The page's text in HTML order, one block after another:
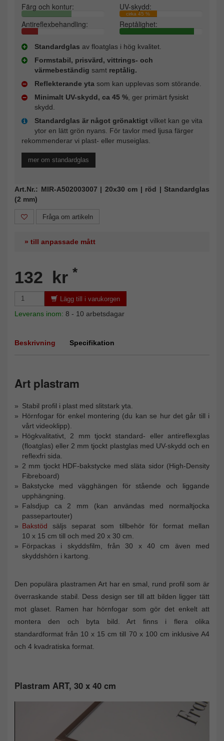
Färg och kontur: UV-skydd:
cirka 45 %
Antireflexbehandling: Reptålighet:
Standardglas av floatglas i hög kvalitet.
Formstabil, prisvärd, vittrings- och
värmebeständig samt reptålig.
Reflekterande yta som kan upplevas som störande.
Minimalt UV-skydd, ca 45 % , ger primärt fysiskt
skydd.
Standardglas är något grönaktigt vilket kan ge vita
ytor en lätt grön nyans. För tavlor med ljusa färger
rekommenderar vi plast- eller museiglas.
mer om standardglas
Art.Nr.: MIR-A502003007 | 20x30 cm | röd | Standardglas
(2 mm)
Fråga om artikeln
» till anpassade mått
132 kr *
Lägg till i varukorgen
Leverans inom: 8 - 10 arbetsdagar
Beskrivning Specifikation
Art plastram
Stabil profil i plast med slitstark yta.
Hörnfogar för enkel montering (du kan se hur det går till i
vårt videoklipp).
Högkvalitativt, 2 mm tjockt standard- eller antireflexglas
(floatglas) eller 2 mm tjockt plastglas med UV-skydd och en
reflexfri sida.
2 mm tjockt HDF-bakstycke med släta sidor (High-Density
Fibreboard)
Bakstycke med vägghängen för stående och liggande
upphängning.
Falsdjup ca 2 mm (kan användas med normaltjocka
passepartouter)
Bakstöd säljs separat som tillbehör för format mellan
10 x 15 cm till och med 20 x 30 cm.
Förpackas i skyddsfilm, från 30 x 40 cm även med
skyddshörn i kartong.
Den populära plastramen Art har en smal, rund profil som är
överraskande stabil. Dess design ser till att bilden ligger tätt
mot glaset. Ramen har hörnfogar som gör det enkelt att
montera den och byta bild. Art finns i flera olika
standardformat från 10 x 15 cm till 70 x 100 cm inklusive A4
och 4 kvadratiska format.
Plastram ART, 30 x 40 cm